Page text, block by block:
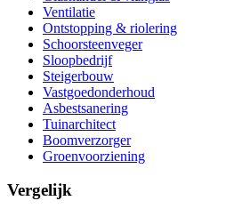
Ventilatie
Ontstopping & riolering
Schoorsteenveger
Sloopbedrijf
Steigerbouw
Vastgoedonderhoud
Asbestsanering
Tuinarchitect
Boomverzorger
Groenvoorziening
Vergelijk